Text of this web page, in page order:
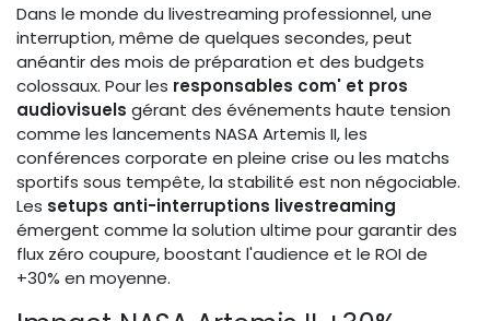
Dans le monde du livestreaming professionnel, une
interruption, même de quelques secondes, peut
anéantir des mois de préparation et des budgets
colossaux. Pour les responsables com' et pros
audiovisuels gérant des événements haute tension
comme les lancements NASA Artemis II, les
conférences corporate en pleine crise ou les matchs
sportifs sous tempête, la stabilité est non négociable.
Les setups anti-interruptions livestreaming
émergent comme la solution ultime pour garantir des
flux zéro coupure, boostant l'audience et le ROI de
+30% en moyenne.